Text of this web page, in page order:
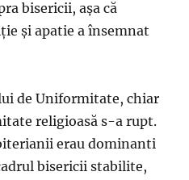
bisericii, așa că
și apatie a însemnat
de Uniformitate, chiar
religioasă s-a rupt.
erau dominanti
bisericii stabilite,